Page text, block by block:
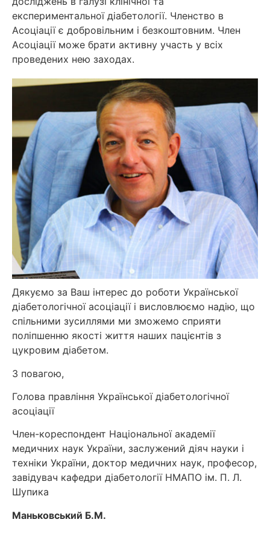
експериментальної діабетології. Членство в
Асоціації є добровільним і безкоштовним. Член
Асоціації може брати активну участь у всіх
проведених нею заходах.
Дякуємо за Ваш інтерес до роботи Української
діабетологічної асоціації і висловлюємо надію, що
спільними зусиллями ми зможемо сприяти
поліпшенню якості життя наших пацієнтів з
цукровим діабетом.
З повагою,
Голова правління Української діабетологічної
асоціації
Член-кореспондент Національної академії
медичних наук України, заслужений діяч науки і
техніки України, доктор медичних наук, професор,
завідувач кафедри діабетології НМАПО ім. П. Л.
Шупика
Маньковський Б.М.